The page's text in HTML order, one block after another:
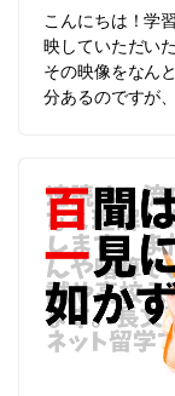
こんにちは！学
映していただい
その映像をなん
分あるのですが